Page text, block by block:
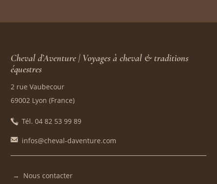
Cheval d’Aventure | Voyages à cheval & traditions
équestres
2 rue Vaubecour
69002 Lyon (France)
Tél. 04 82 53 99 89
infos@cheval-daventure.com
Nous contacter